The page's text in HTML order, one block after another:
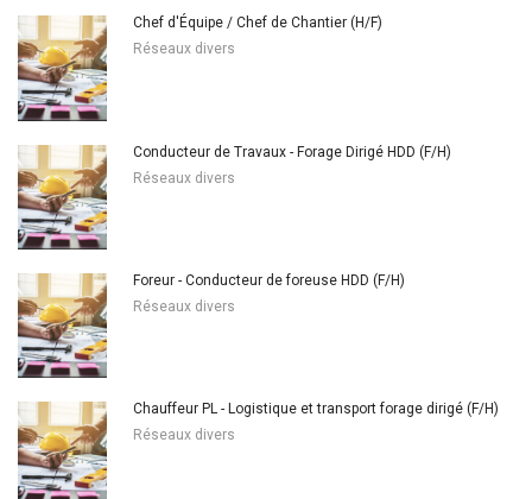
Chef d'Équipe / Chef de Chantier (H/F)
Réseaux divers
Conducteur de Travaux - Forage Dirigé HDD (F/H)
Réseaux divers
Foreur - Conducteur de foreuse HDD (F/H)
Réseaux divers
Chauffeur PL - Logistique et transport forage dirigé (F/H)
Réseaux divers